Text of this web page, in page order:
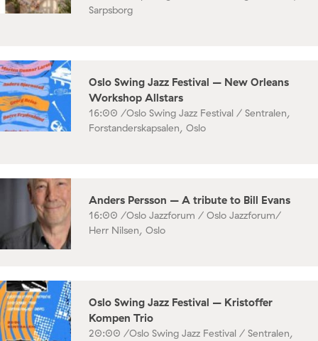
Sarpsborg
Oslo Swing Jazz Festival – New Orleans
Workshop Allstars
16:00 /Oslo Swing Jazz Festival / Sentralen,
Forstanderskapsalen, Oslo
Anders Persson – A tribute to Bill Evans
16:00 /Oslo Jazzforum / Oslo Jazzforum/
Herr Nilsen, Oslo
Oslo Swing Jazz Festival – Kristoffer
Kompen Trio
20:00 /Oslo Swing Jazz Festival / Sentralen,